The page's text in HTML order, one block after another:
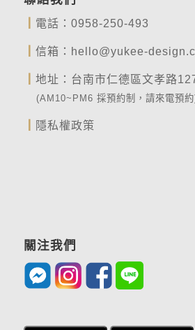
電話： 0958-250-493
信箱： hello@yukee-
地址：台南市仁德區文孝路
(AM10~PM6 採預約制，請來電預
隱私權政策
關注我們